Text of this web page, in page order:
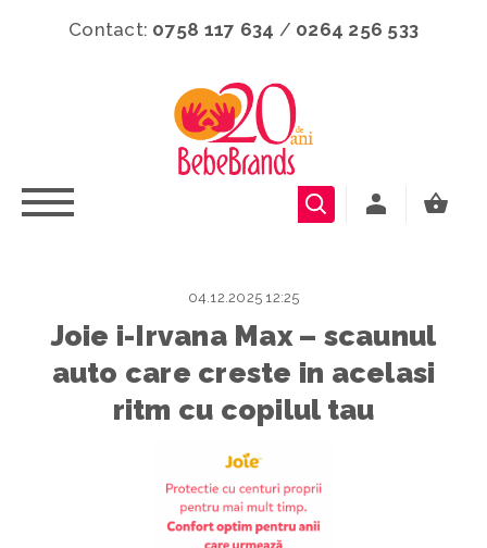
Contact: 0758 117 634 / 0264 256 533
Joie i-Irvana Max – scaunul
auto care creste in acelasi
ritm cu copilul tau
04.12.2025 12:25